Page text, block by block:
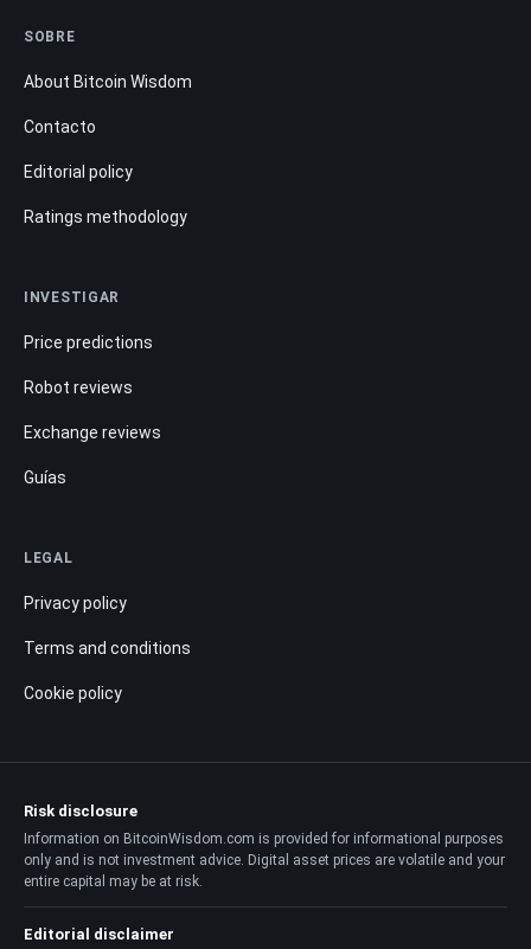
SOBRE
About Bitcoin Wisdom
Contacto
Editorial policy
Ratings methodology
INVESTIGAR
Price predictions
Robot reviews
Exchange reviews
Guías
LEGAL
Privacy policy
Terms and conditions
Cookie policy
Risk disclosure
Information on BitcoinWisdom.com is provided for informational purposes
only and is not investment advice. Digital asset prices are volatile and your
entire capital may be at risk.
Editorial disclaimer